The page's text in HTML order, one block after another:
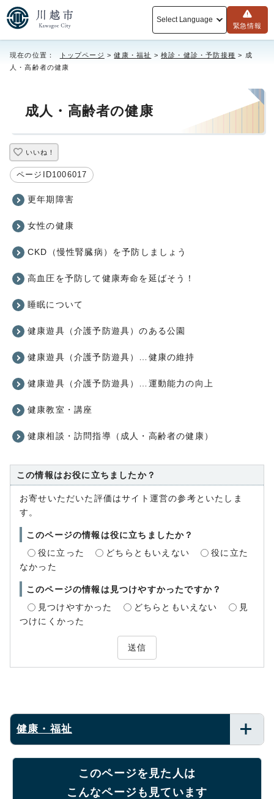
Select Language
緊急情報
現在の位置： トップページ >健康・福祉 >検診・健診・予防接種 > 成
人・高齢者の健康
成人・高齢者の健康
いいね！
ページID1006017
更年期障害
女性の健康
CKD（慢性腎臓病）を予防しましょう
高血圧を予防して健康寿命を延ばそう！
睡眠について
健康遊具（介護予防遊具）のある公園
健康遊具（介護予防遊具）…健康の維持
健康遊具（介護予防遊具）…運動能力の向上
健康教室・講座
健康相談・訪問指導（成人・高齢者の健康）
この情報はお役に立ちましたか？
お寄せいただいた評価はサイト運営の参考といたしま
す。
このページの情報は役に立ちましたか？
役に立った
どちらともいえない
役に立た
なかった
このページの情報は見つけやすかったですか？
見つけやすかった
どちらともいえない
見
つけにくかった
送信
健康・福祉
このページを見た人は
こんなページも見ています